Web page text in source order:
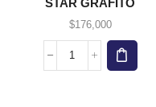
STAR GRAFITO
$176,000
BOLIGRAFO